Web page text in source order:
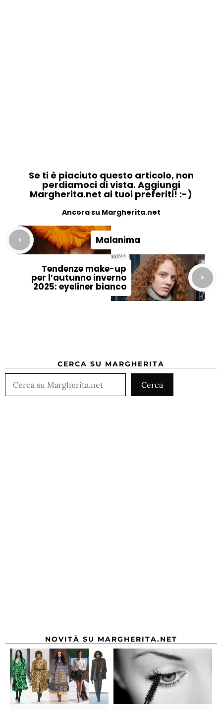
Se ti è piaciuto questo articolo, non
perdiamoci di vista. Aggiungi
Margherita.net ai tuoi preferiti! :-)
Ancora su Margherita.net
Malanima
Tendenze make-up
per l’autunno inverno
2025: eyeliner bianco
CERCA SU MARGHERITA
Cerca
NOVITÀ SU MARGHERITA.NET